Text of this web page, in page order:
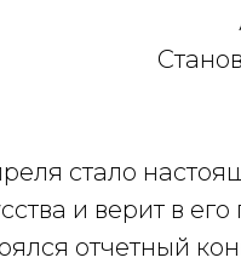
стало
и верит в
отчетный